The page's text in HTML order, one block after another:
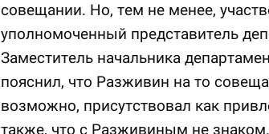
совещании. Но, тем не менее,
уполномоченный представитель
Заместитель начальника
пояснил, что Разживин на то
возможно, присутствовал как
также, что с Разживиным не знаком.